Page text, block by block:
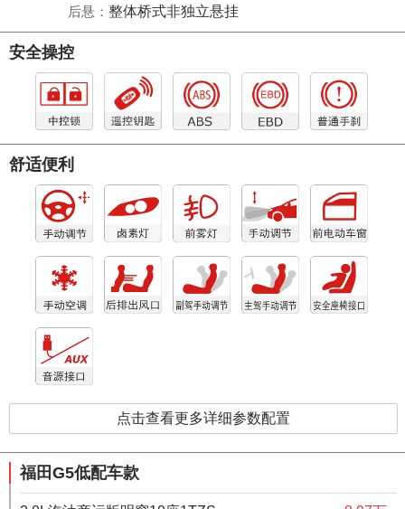
后悬： 整体桥式非独立悬挂
安全操控
舒适便利
点击查看更多详细参数配置
福田G5低配车款